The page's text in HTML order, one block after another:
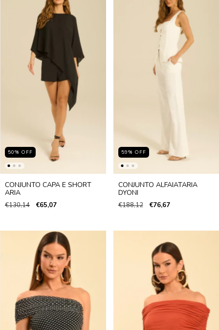
50% OFF
CONJUNTO CAPA E SHORT
ARIA
€130,14 €65,07
59% OFF
CONJUNTO ALFAIATARIA
DYONI
€188,12 €76,67